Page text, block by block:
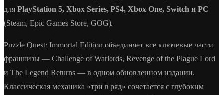
для PlayStation 5, Xbox Series, PS4, Xbox One, Switch и PC
(Steam, Epic Games Store, GOG).
Puzzle Quest: Immortal Edition объединяет все ключевые части
франшизы — Challenge of Warlords, Revenge of the Plague Lord
и The Legend Returns — в одном обновленном издании.
Классическая механика «три в ряд» сочетается с глубоким